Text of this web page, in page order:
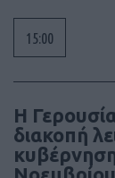
15:00
Η
διακοπή